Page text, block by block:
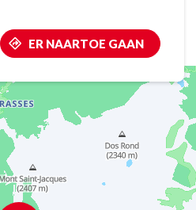
ER NAARTOE GAAN